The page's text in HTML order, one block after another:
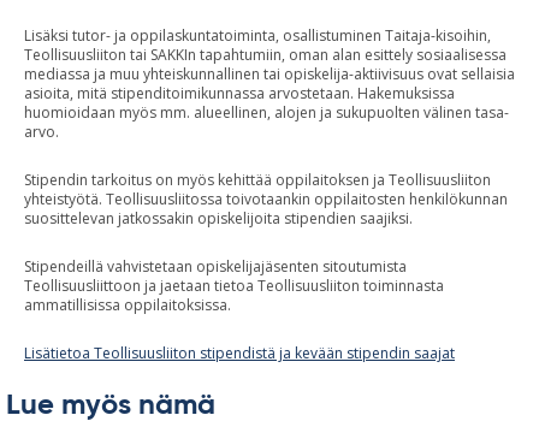
Lisäksi tutor- ja oppilaskuntatoiminta, osallistuminen Taitaja-kisoihin,
Teollisuusliiton tai SAKKIn tapahtumiin, oman alan esittely sosiaalisessa
mediassa ja muu yhteiskunnallinen tai opiskelija-aktiivisuus ovat sellaisia
asioita, mitä stipenditoimikunnassa arvostetaan. Hakemuksissa
huomioidaan myös mm. alueellinen, alojen ja sukupuolten välinen tasa-
arvo.
Stipendin tarkoitus on myös kehittää oppilaitoksen ja Teollisuusliiton
yhteistyötä. Teollisuusliitossa toivotaankin oppilaitosten henkilökunnan
suosittelevan jatkossakin opiskelijoita stipendien saajiksi.
Stipendeillä vahvistetaan opiskelijajäsenten sitoutumista
Teollisuusliittoon ja jaetaan tietoa Teollisuusliiton toiminnasta
ammatillisissa oppilaitoksissa.
Lisätietoa Teollisuusliiton stipendistä ja kevään stipendin saajat
Lue myös nämä